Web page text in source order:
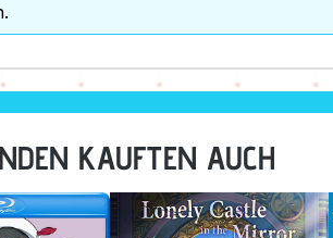
KAUFTEN AUCH